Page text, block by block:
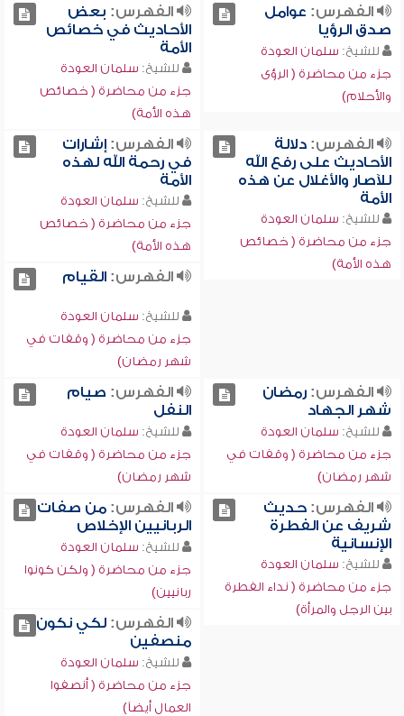
الفهرس: عوامل
صدق الرؤيا
للشيخ: سلمان العودة
جزء من محاضرة ( الرؤى
والأحلام)
الفهرس: بعض
الأحاديث في خصائص
الأمة
للشيخ: سلمان العودة
جزء من محاضرة ( خصائص
هذه الأمة)
الفهرس:دلالة
الأحاديث على رفع الله
للآصار والأغلال عن هذه
الأمة
للشيخ: سلمان العودة
جزء من محاضرة ( خصائص
هذه الأمة)
الفهرس:إشارات
في رحمة الله لهذه
الأمة
للشيخ: سلمان العودة
جزء من محاضرة ( خصائص
هذه الأمة)
الفهرس:القيام
للشيخ: سلمان العودة
جزء من محاضرة ( وقفات في
شهر رمضان)
الفهرس:رمضان
شهر الجهاد
للشيخ: سلمان العودة
جزء من محاضرة ( وقفات في
شهر رمضان)
الفهرس: صيام
النفل
للشيخ: سلمان العودة
جزء من محاضرة ( وقفات في
شهر رمضان)
الفهرس:حديث
شريف عن الفطرة
الإنسانية
للشيخ: سلمان العودة
جزء من محاضرة ( نداء الفطرة
بين الرجل والمرأة)
الفهرس:من صفات
الربانيين الإخلاص
للشيخ: سلمان العودة
جزء من محاضرة ( ولكن كونوا
ربانيين)
الفهرس:لكي نكون
منصفين
للشيخ: سلمان العودة
جزء من محاضرة ( أنصفوا
العمال أيضاً)